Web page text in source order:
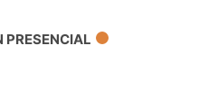
PRESENCIAL